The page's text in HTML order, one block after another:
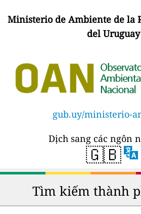
Ministerio de Ambiente de la
del Uruguay
gub.uy/ministerio-
Dịch sang các ngôn
🇬🇧
Tìm kiếm thành